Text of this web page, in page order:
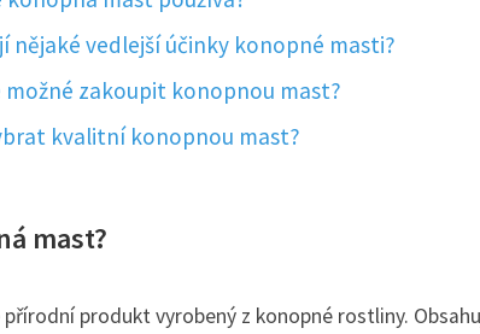
nějaké vedlejší účinky konopné masti?
možné zakoupit konopnou mast?
kvalitní konopnou mast?
mast?
produkt vyrobený z konopné rostliny.